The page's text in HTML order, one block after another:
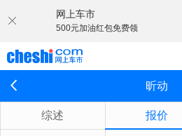
网上车市
500元加油红包免费领
昕动
综述 报价